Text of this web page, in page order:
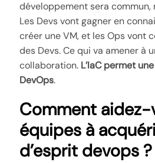
développement sera commun,
Les Devs vont gagner en
créer une VM, et les Ops vont
des Devs. Ce qui va amener à
collaboration. L’IaC permet
DevOps.
Comment aidez-
équipes à
d’esprit devops ?